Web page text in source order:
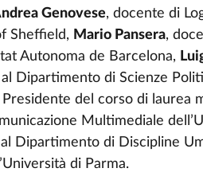
Genovese, docente di
Sheffield, Mario Pansera,
Autonoma de Barcelona,
Dipartimento di Scienze
Presidente del corso di laurea
Multimediale
Dipartimento di Discipline
di Parma.